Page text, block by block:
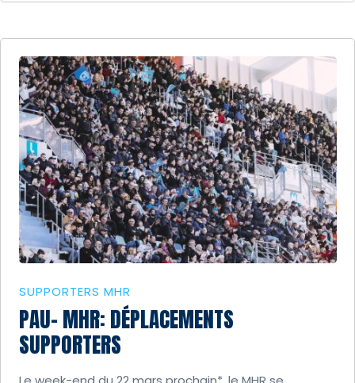
SUPPORTERS MHR
PAU- MHR: DÉPLACEMENTS
SUPPORTERS